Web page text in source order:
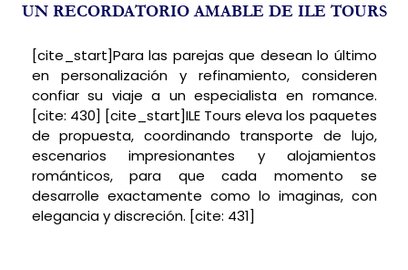
UN RECORDATORIO AMABLE DE ILE TOURS
[cite_start]Para las parejas que desean lo último
en personalización y refinamiento, consideren
confiar su viaje a un especialista en romance.
[cite: 430] [cite_start]ILE Tours eleva los paquetes
de propuesta, coordinando transporte de lujo,
escenarios impresionantes y alojamientos
románticos, para que cada momento se
desarrolle exactamente como lo imaginas, con
elegancia y discreción. [cite: 431]